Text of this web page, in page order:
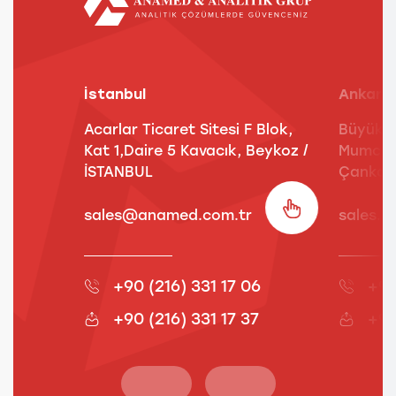
İstanbul
Acarlar Ticaret Sitesi F Blok,
Kat 1,Daire 5 Kavacık, Beykoz /
İSTANBUL
sales@anamed.com.tr
+90 (216) 331 17 06
+90 (216) 331 17 37
Ankara
Büyük
Mumcu